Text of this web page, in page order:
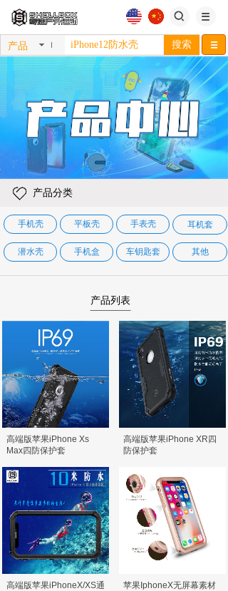
产品 搜索
产品分类
手表壳
平板壳
手机壳 耳机套
其他
手机盒
潜水壳 车钥匙套
产品列表
高端版苹果iPhone Xs
Max四防保护套
高端版苹果iPhone XR四
防保护套
高端版苹果iPhoneX/XS通
苹果IphoneX无屏幕素材